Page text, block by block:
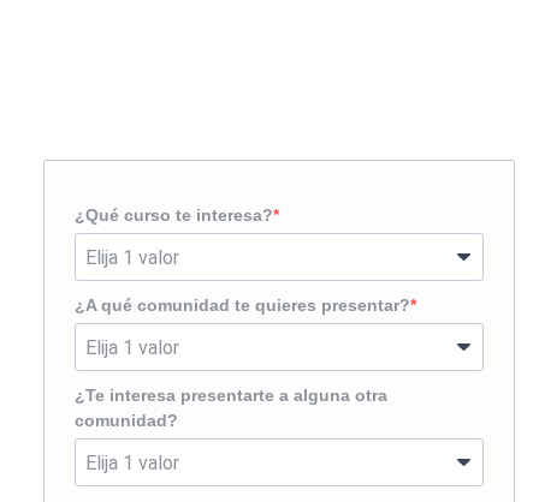
¿Qué curso te interesa?
¿A qué comunidad te quieres presentar?
¿Te interesa presentarte a alguna otra
comunidad?